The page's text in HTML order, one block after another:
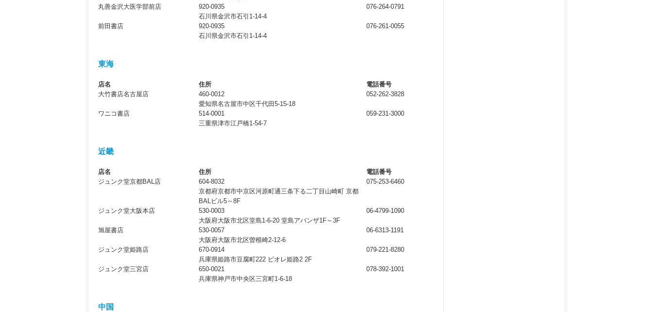
丸善金沢大医学部前店
920-0935
石川県金沢市石引1-14-4
076-264-0791
前田書店
920-0935
石川県金沢市石引1-14-4
076-261-0055
東海
店名 住所
電話番号
大竹書店名古屋店
460-0012
愛知県名古屋市中区千代田5-15-18
052-262-3828
ワニコ書店
514-0001
三重県津市江戸橋1-54-7
059-231-3000
近畿
店名 住所
電話番号
ジュンク堂京都BAL店
604-8032
京都府京都市中京区河原町通三条下る二丁目山崎町 京都
BALビル5～8F
075-253-6460
ジュンク堂大阪本店
530-0003
大阪府大阪市北区堂島1-6-20 堂島アバンザ1F～3F
06-4799-1090
旭屋書店
530-0057
大阪府大阪市北区曽根崎2-12-6
06-6313-1191
ジュンク堂姫路店
670-0914
兵庫県姫路市豆腐町222 ピオレ姫路2 2F
079-221-8280
ジュンク堂三宮店
650-0021
兵庫県神戸市中央区三宮町1-6-18
078-392-1001
中国